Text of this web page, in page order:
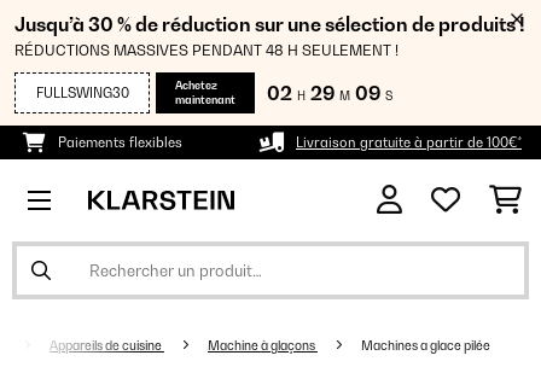
Jusqu’à 30 % de réduction sur une sélection de produits !
RÉDUCTIONS MASSIVES PENDANT 48 H SEULEMENT !
FULLSWING30
Achetez
maintenant
02 H 29 M 09 S
Paiements flexibles Livraison gratuite à partir de 100€*
Appareils de cuisine Machine à glaçons Machines a glace pilée